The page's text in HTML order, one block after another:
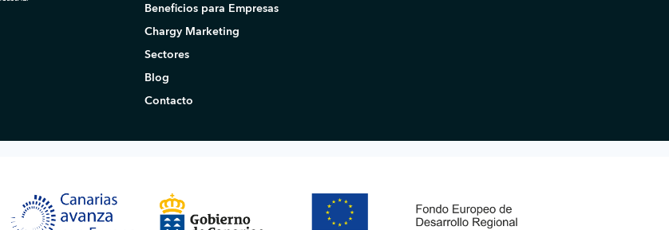
Beneficios para Empresas
Chargy Marketing
Sectores
Blog
Contacto